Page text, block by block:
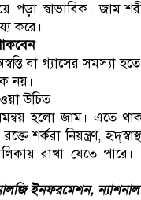
পড়া স্বাভাবিক। জাম
করে।
বা গ্যাসের সমস্যা
নয়।
উচিত।
হলো জাম। এতে
শর্করা নিয়ন্ত্রণ,
রাখা যেতে
ইনফরমেশন, ন্যাশনাল